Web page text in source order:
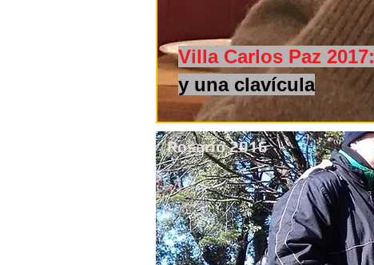
Villa Carlos Paz 2017:
y una clavícula
Rosario 2016